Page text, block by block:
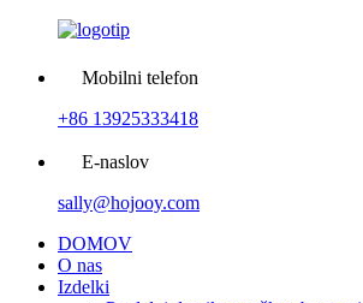
Mobilni telefon
+86 13925333418
E-naslov
sally@hojooy.com
DOMOV
O nas
Izdelki